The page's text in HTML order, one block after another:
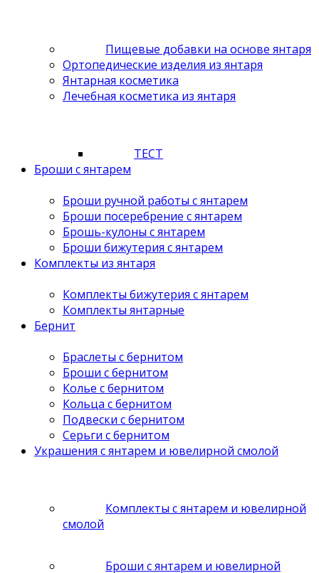
Пищевые добавки на основе янтаря
Ортопедические изделия из янтаря
Янтарная косметика
Лечебная косметика из янтаря
ТЕСТ
Броши с янтарем
Броши ручной работы с янтарем
Броши посеребрение с янтарем
Брошь-кулоны с янтарем
Броши бижутерия с янтарем
Комплекты из янтаря
Комплекты бижутерия с янтарем
Комплекты янтарные
Бернит
Браслеты с бернитом
Броши с бернитом
Колье с бернитом
Кольца с бернитом
Подвески с бернитом
Серьги с бернитом
Украшения с янтарем и ювелирной смолой
Комплекты с янтарем и ювелирной
смолой
Броши с янтарем и ювелирной